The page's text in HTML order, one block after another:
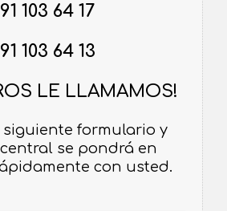
91 103 64 17
91 103 64 13
LE LLAMAMOS!
siguiente formulario y
se pondrá en
con usted.